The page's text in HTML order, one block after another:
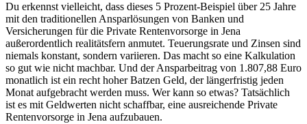
Du erkennst vielleicht, dass dieses 5 Prozent-Beispiel über 25 Jahre
mit den traditionellen Ansparlösungen von Banken und
Versicherungen für die Private Rentenvorsorge in Jena
außerordentlich realitätsfern anmutet. Teuerungsrate und Zinsen sind
niemals konstant, sondern variieren. Das macht so eine Kalkulation
so gut wie nicht machbar. Und der Ansparbeitrag von 1.807,88 Euro
monatlich ist ein recht hoher Batzen Geld, der längerfristig jeden
Monat aufgebracht werden muss. Wer kann so etwas? Tatsächlich
ist es mit Geldwerten nicht schaffbar, eine ausreichende Private
Rentenvorsorge in Jena aufzubauen.